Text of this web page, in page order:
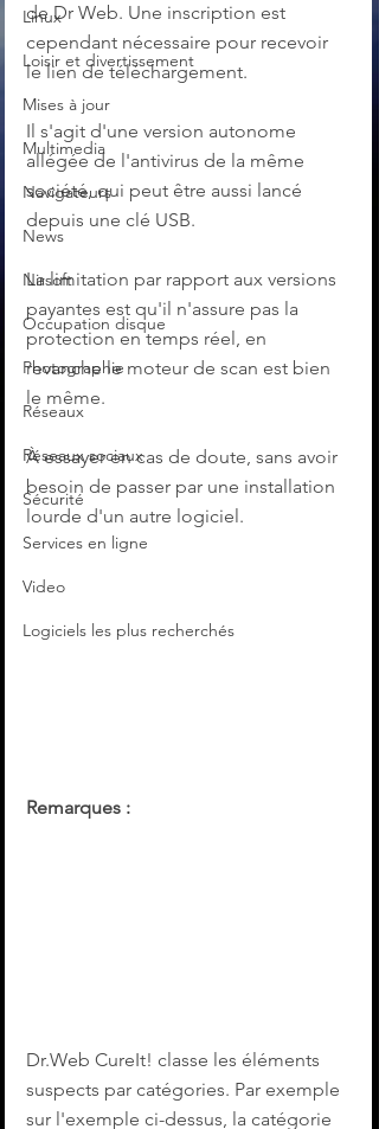
Linux
Loisir et divertissement
Mises à jour
Multimedia
Navigateurs
News
Nirsoft
Occupation disque
Photographie
Réseaux
Réseaux sociaux
Sécurité
Services en ligne
Video
Logiciels les plus recherchés
de Dr Web. Une inscription est
cependant nécessaire pour recevoir
le lien de téléchargement.
Il s'agit d'une version autonome
allégée de l'antivirus de la même
société, qui peut être aussi lancé
depuis une clé USB.
La limitation par rapport aux versions
payantes est qu'il n'assure pas la
protection en temps réel, en
revanche le moteur de scan est bien
le même.
À essayer en cas de doute, sans avoir
besoin de passer par une installation
lourde d'un autre logiciel.
Remarques :
Dr.Web CureIt! classe les éléments
suspects par catégories. Par exemple
sur l'exemple ci-dessus, la catégorie